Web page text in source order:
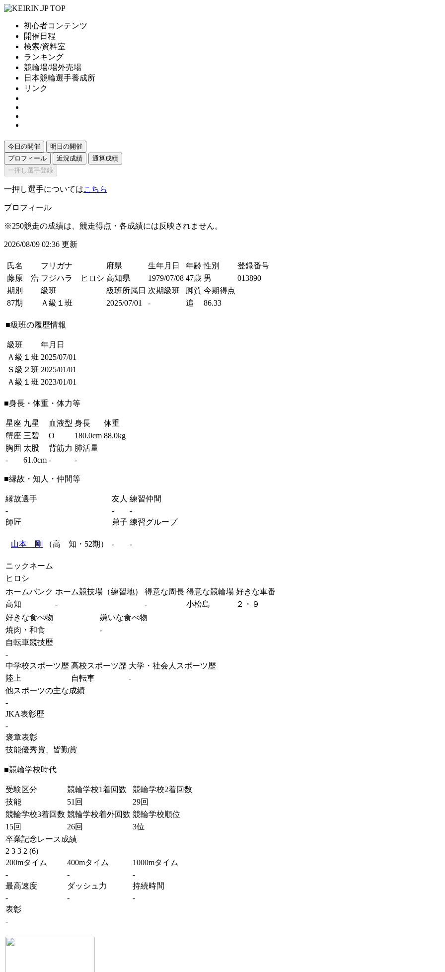
初心者コンテンツ
開催日程
検索/資料室
ランキング
競輪場/場外売場
日本競輪選手養成所
リンク
今日の開催
明日の開催
プロフィール
近況成績
通算成績
一押し選手登録
一押し選手についてはこちら
プロフィール
※250競走の成績は、競走得点・各成績には反映されません。
2026/08/09 02:36 更新
氏名 フリガナ 府県 生年月日 年齢 性別
登録番号
藤原 浩 フジハラ ヒロシ 高知県 1979/07/08 47歳 男
013890
期別
級班 級班所属日 次期級班 脚質 今期得点
87期
Ａ級１班 2025/07/01 - 追 86.33
■級班の履歴情報
級班
年月日
Ａ級１班 2025/07/01
Ｓ級２班 2025/01/01
Ａ級１班 2023/01/01
■身長・体重・体力等
星座 九星 血液型 身長
体重
蟹座 三碧 O 180.0cm 88.0kg
胸囲 太股 背筋力 肺活量
-
61.0cm - -
■縁故・知人・仲間等
縁故選手 友人 練習仲間
-
-
-
師匠
弟子 練習グループ
山本 剛 （高 知・52期） - -
ニックネーム
ヒロシ
ホームバンク ホーム競技場（練習地） 得意な周長 得意な競輪場 好きな車番
高知
- - 小松島
２・９
好きな食べ物
嫌いな食べ物
焼肉・和食
-
自転車競技歴
-
中学校スポーツ歴 高校スポーツ歴 大学・社会人スポーツ歴
陸上
自転車
-
他スポーツの主な成績
-
JKA表彰歴
-
褒章表彰
技能優秀賞、皆勤賞
■競輪学校時代
受験区分 競輪学校1着回数
競輪学校2着回数
技能
51回
29回
競輪学校3着回数 競輪学校着外回数 競輪学校順位
15回
26回
3位
卒業記念レース成績
2 3 3 2 (6)
200mタイム
400mタイム
1000mタイム
-
-
-
最高速度
ダッシュ力
持続時間
-
-
-
表彰
-